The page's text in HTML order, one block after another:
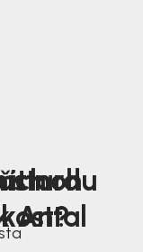
Antal
nohu